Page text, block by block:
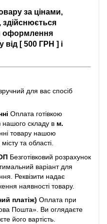
за цінами,
здійснюється
оформлення
[ 500 ГРН ] і
для вас спосіб
Оплата готівкою
нашого складу в м.
товару нашою
та області.
Безготівковий розрахунок
варіант для
Реквізити надає
наявності товару.
платіж) Оплата при
Пошта». Ви оглядаєте
його вартість.